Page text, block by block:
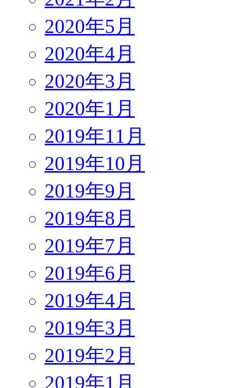
2020年5月
2020年4月
2020年3月
2020年1月
2019年11月
2019年10月
2019年9月
2019年8月
2019年7月
2019年6月
2019年4月
2019年3月
2019年2月
2019年1月